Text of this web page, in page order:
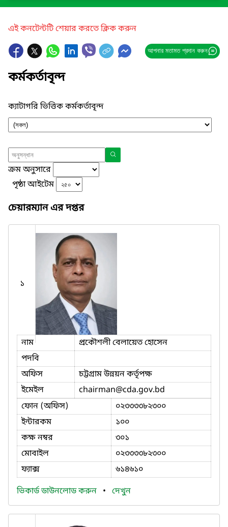
এই কনটেন্টটি শেয়ার করতে ক্লিক করুন
আপনার মতামত প্রদান করুন
কর্মকর্তাবৃন্দ
ক্যাটাগরি ভিত্তিক কর্মকর্তাবৃন্দ
ক্রম অনুসারে
পৃষ্ঠা আইটেম
চেয়ারম্যান এর দপ্তর
১
নাম
প্রকৌশলী বেলায়েত হোসেন
পদবি
অফিস
চট্টগ্রাম উন্নয়ন কর্তৃপক্ষ
ইমেইল
chairman@cda.gov.bd
ফোন (অফিস)
০২৩৩৩৩৮২৩০০
ইন্টারকম
১০০
কক্ষ নম্বর
৩০১
মোবাইল
০২৩৩৩৩৮২৩০০
ফ্যাক্স
৬১৪৬১০
ভিকার্ড ডাউনলোড করুন • দেখুন